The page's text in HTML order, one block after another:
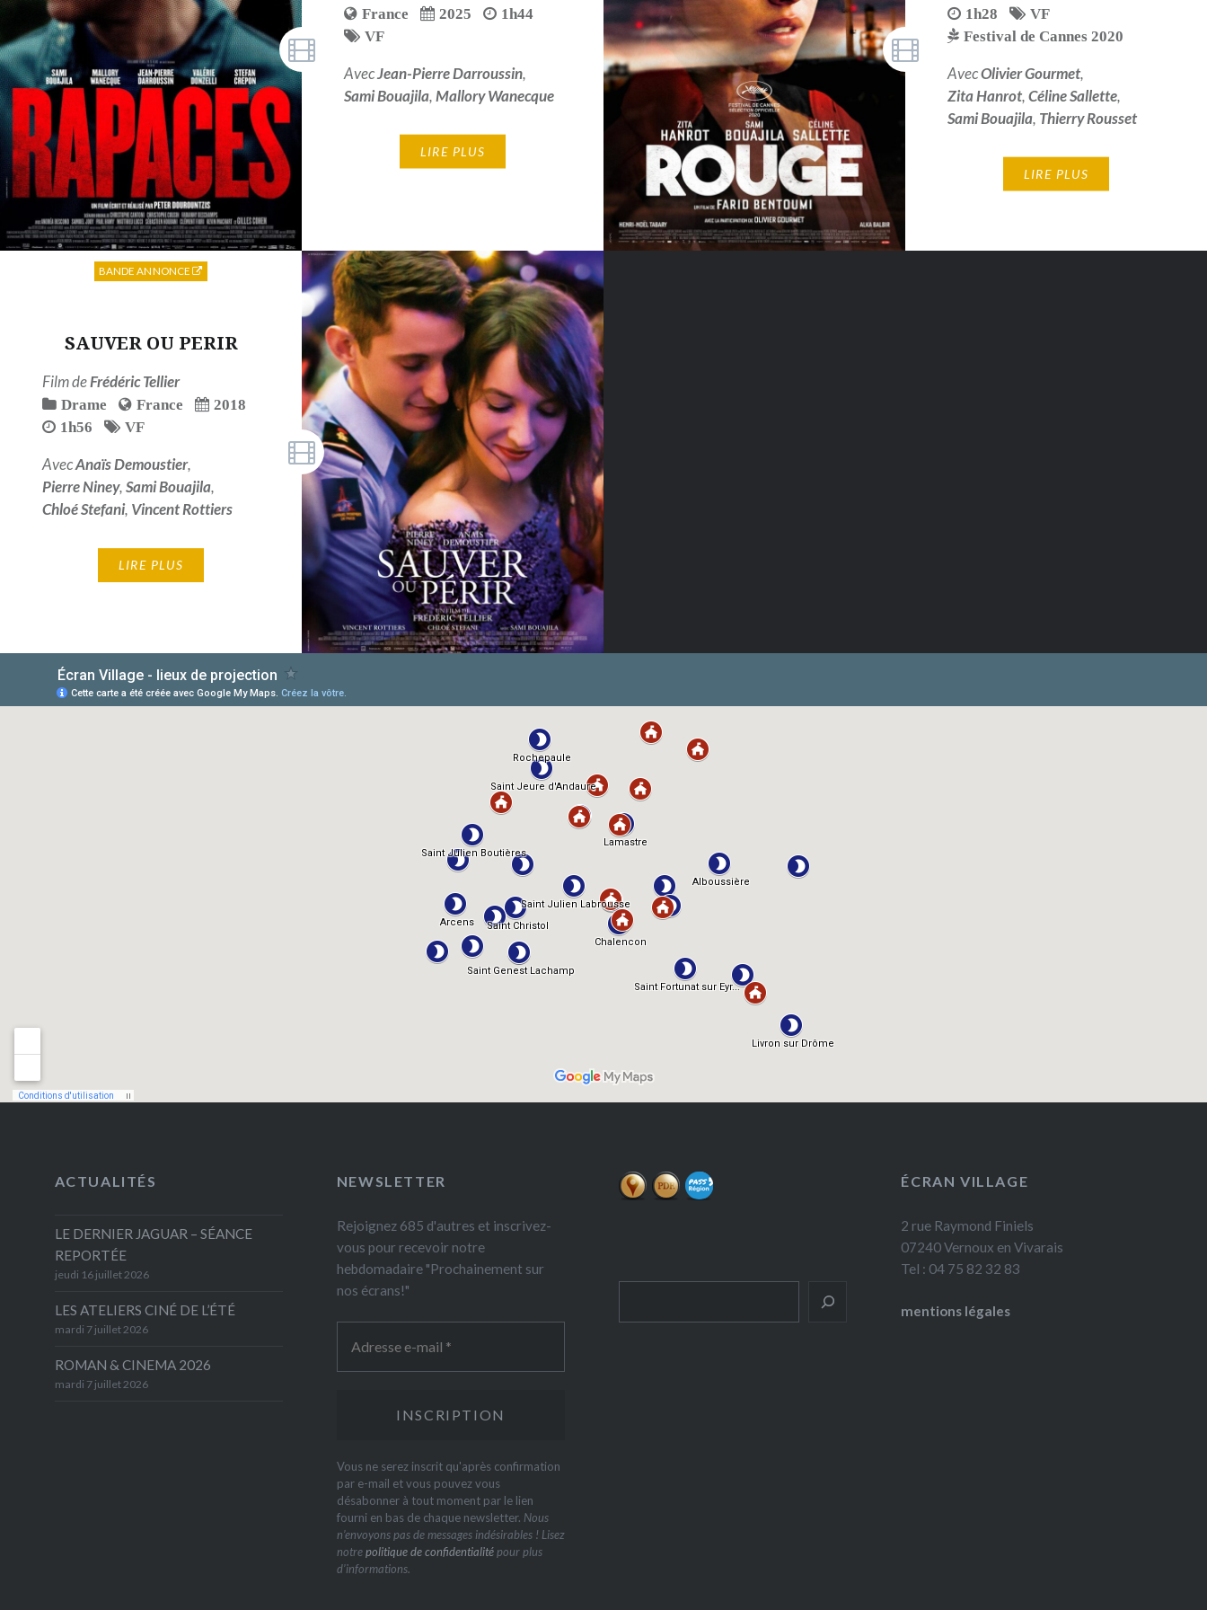
France 2025
1h44
VF
AvecJean-Pierre Darroussin,
Sami Bouajila,Mallory Wanecque
LIRE PLUS
1h28
VF
Festival de Cannes 2020
AvecOlivier Gourmet,
Zita Hanrot,Céline Sallette,
Sami Bouajila, Thierry Rousset
LIRE PLUS
SAUVER OU PERIR
Film deFrédéric Tellier
Drame France
2018
1h56
VF
AvecAnaïs Demoustier,
Pierre Niney,Sami Bouajila,
Chloé Stefani, Vincent Rottiers
LIRE PLUS
BANDE ANNONCE
ACTUALITÉS
LE DERNIER JAGUAR – SÉANCE
REPORTÉE
jeudi 16 juillet 2026
LES ATELIERS CINÉ DE L’ÉTÉ
mardi 7 juillet 2026
ROMAN & CINEMA 2026
mardi 7 juillet 2026
NEWSLETTER
Rejoignez 685 d'autres et inscrivez-
vous pour recevoir notre
hebdomadaire "Prochainement sur
nos écrans!"
Vous ne serez inscrit qu'après confirmation
par e-mail et vous pouvez vous
désabonner à tout moment par le lien
fourni en bas de chaque newsletter. Nous
n’envoyons pas de messages indésirables ! Lisez
notrepolitique de confidentialitépour plus
d’informations.
ÉCRAN VILLAGE
2 rue Raymond Finiels
07240 Vernoux en Vivarais
Tel : 04 75 82 32 83
mentions légales